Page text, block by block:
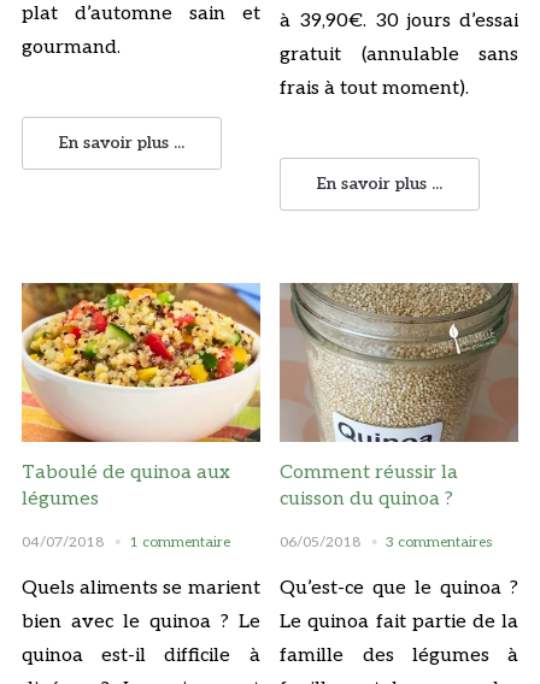
plat d’automne sain et
gourmand.
En savoir plus ...
à 39,90€. 30 jours d’essai
gratuit (annulable sans
frais à tout moment).
En savoir plus ...
Taboulé de quinoa aux
légumes
04/07/2018 1 commentaire
Quels aliments se marient
bien avec le quinoa ? Le
quinoa est-il difficile à
Comment réussir la
cuisson du quinoa ?
06/05/2018 3 commentaires
Qu’est-ce que le quinoa ?
Le quinoa fait partie de la
famille des légumes à